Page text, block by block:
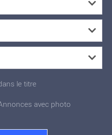
le titre
avec photo